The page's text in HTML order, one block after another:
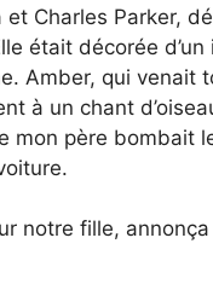
Charles Parker,
était décorée
Amber, qui venait
à un chant
père bombait
notre fille,